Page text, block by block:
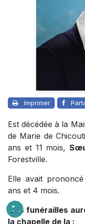
Imprimer
Est décédée à la
de Marie de
ans et 11 mois,
Forestville.
Elle avait
ans et 4 mois.
Les funérailles
la chapelle de la :